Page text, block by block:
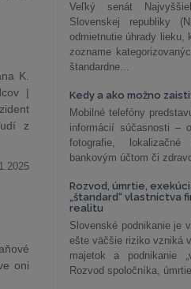
K.
|
z
oni
Veľký senát
Slovenskej republiky
odmietnutie úhrady lieku,
zozname
štandardne...
Kedy a ako možno
Mobilné telefóny
informácií súčasnosti –
fotografie,
bankovým účtom či
Rozvod, úmrtie,
„štandard“ vlastníctva
realitu
Slovenské podnikanie je
ešte väčšie riziko vzniká
majetok a podnikanie
Rozvod spoločníka,